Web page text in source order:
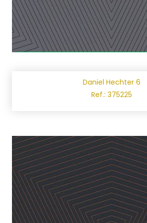
Daniel Hechter 6
Ref.: 375225